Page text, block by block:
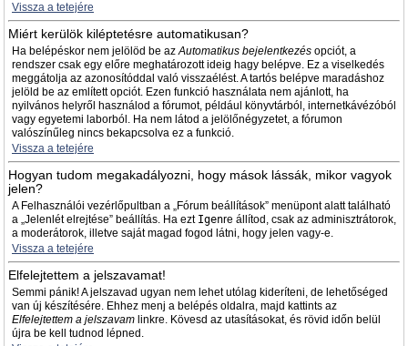
Vissza a tetejére
Miért kerülök kiléptetésre automatikusan?
Ha belépéskor nem jelölöd be azAutomatikus bejelentkezés opciót, a
rendszer csak egy előre meghatározott ideig hagy belépve. Ez a viselkedés
meggátolja az azonosítóddal való visszaélést. A tartós belépve maradáshoz
jelöld be az említett opciót. Ezen funkció használata nem ajánlott, ha
nyilvános helyről használod a fórumot, például könyvtárból, internetkávézóból
vagy egyetemi laborból. Ha nem látod a jelölőnégyzetet, a fórumon
valószínűleg nincs bekapcsolva ez a funkció.
Vissza a tetejére
Hogyan tudom megakadályozni, hogy mások lássák, mikor vagyok
jelen?
A Felhasználói vezérlőpultban a „Fórum beállítások” menüpont alatt található
a „Jelenlét elrejtése” beállítás. Ha ezt Igenre állítod, csak az adminisztrátorok,
a moderátorok, illetve saját magad fogod látni, hogy jelen vagy-e.
Vissza a tetejére
Elfelejtettem a jelszavamat!
Semmi pánik! A jelszavad ugyan nem lehet utólag kideríteni, de lehetőséged
van új készítésére. Ehhez menj a belépés oldalra, majd kattints az
Elfelejtettem a jelszavam linkre. Kövesd az utasításokat, és rövid időn belül
újra be kell tudnod lépned.